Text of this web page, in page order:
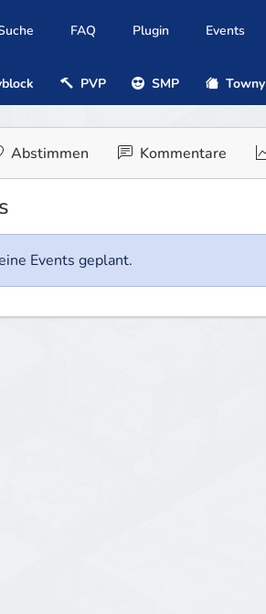
FAQ Plugin Events
PVP SMP Towny
Abstimmen Kommentare
Events geplant.